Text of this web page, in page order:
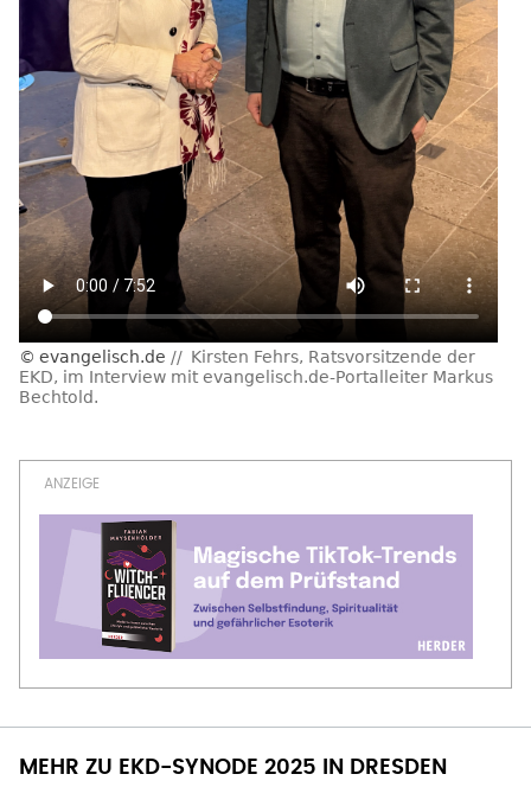
evangelisch.de
Kirsten Fehrs, Ratsvorsitzende der
EKD, im Interview mit evangelisch.de-Portalleiter Markus
Bechtold.
MEHR ZU EKD-SYNODE 2025 IN DRESDEN